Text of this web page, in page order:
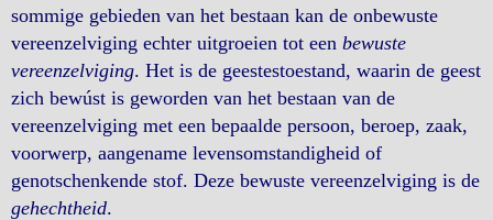
sommige gebieden van het bestaan kan de onbewuste
vereenzelviging echter uitgroeien tot een bewuste
vereenzelviging. Het is de geestestoestand, waarin de geest
zich bewúst is geworden van het bestaan van de
vereenzelviging met een bepaalde persoon, beroep, zaak,
voorwerp, aangename levensomstandigheid of
genotschenkende stof. Deze bewuste vereenzelviging is de
gehechtheid.